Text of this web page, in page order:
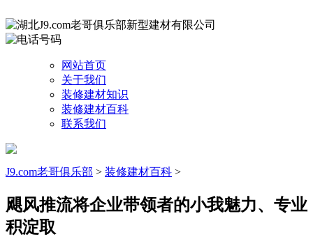
网站首页
关于我们
装修建材知识
装修建材百科
联系我们
J9.com老哥俱乐部 > 装修建材百科 >
飓风推流将企业带领者的小我魅力、专业
积淀取